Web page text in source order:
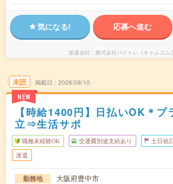
気になる! 応募へ進む
派遣会社 株式会社バイトレ（キャムコム
未読
NEW
掲載日 2026/08/10
【時給1400円】日払いOK＊プ
立⇒生活サポ
職種未経験OK 交通費別途支給あり 土日祝
派遣
勤務地
大阪府豊中市